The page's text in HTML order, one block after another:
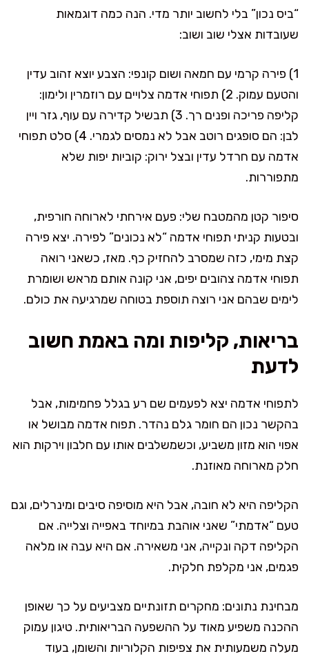
“ביס נכון” בלי לחשוב יותר מדי. הנה כמה דוגמאות
שעובדות אצלי שוב ושוב:
1) פירה קרמי עם חמאה ושום קונפי: הצבע יוצא זהוב עדין
והטעם עמוק. 2) תפוחי אדמה צלויים עם רוזמרין ולימון:
קליפה פריכה ופנים רך. 3) תבשיל קדירה עם עוף, גזר ויין
לבן: הם סופגים רוטב אבל לא נמסים לגמרי. 4) סלט תפוחי
אדמה עם חרדל עדין ובצל ירוק: קוביות יפות שלא
מתפוררות.
סיפור קטן מהמטבח שלי: פעם אירחתי לארוחה חורפית,
ובטעות קניתי תפוחי אדמה “לא נכונים” לפירה. יצא פירה
קצת מימי, כזה שמסרב להחזיק כף. מאז, כשאני רואה
תפוחי אדמה צהובים יפים, אני קונה אותם מראש ושומרת
לימים שבהם אני רוצה תוספת בטוחה שמרגיעה את כולם.
בריאות, קליפות ומה באמת חשוב
לדעת
לתפוחי אדמה יצא לפעמים שם רע בגלל פחמימות, אבל
בהקשר נכון הם חומר גלם נהדר. תפוח אדמה מבושל או
אפוי הוא מזון משביע, וכשמשלבים אותו עם חלבון וירקות הוא
חלק מארוחה מאוזנת.
הקליפה היא לא חובה, אבל היא מוסיפה סיבים ומינרלים, וגם
טעם “אדמתי” שאני אוהבת במיוחד באפייה וצלייה. אם
הקליפה דקה ונקייה, אני משאירה. אם היא עבה או מלאה
פגמים, אני מקלפת חלקית.
מבחינת נתונים: מחקרים תזונתיים מצביעים על כך שאופן
ההכנה משפיע מאוד על ההשפעה הבריאותית. טיגון עמוק
מעלה משמעותית את צפיפות הקלוריות והשומן, בעוד